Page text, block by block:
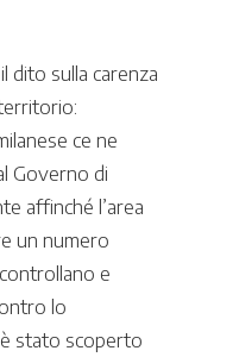
dito sulla carenza
ce ne
Governo di
affinché l’area
un numero
e
lo
stato scoperto